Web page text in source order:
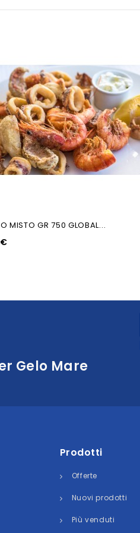
MISTO GR 750 GLOBAL...
Gelo Mare
Prodotti
Offerte
Nuovi prodotti
Più venduti